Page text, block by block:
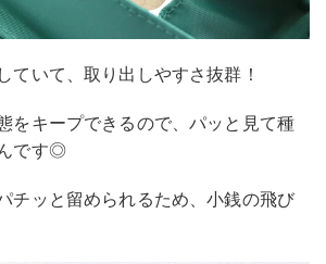
ていて、取り出しやすさ抜群！
をキープできるので、パッと見て種
です◎
チッと留められるため、小銭の飛び